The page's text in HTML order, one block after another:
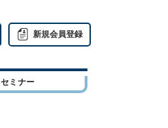
新規会員登録
セミナー